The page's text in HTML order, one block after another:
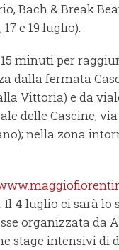
Bach & Break
e 19 luglio).
minuti per
dalla fermata
Vittoria) e da
delle Cascine,
nella zona
Il 4 luglio ci sarà lo
organizzata da
stage intensivi di